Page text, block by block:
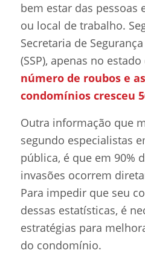
bem estar das pessoas
ou local de trabalho.
Secretaria de
(SSP), apenas no
número de roubos e
condomínios cresceu
Outra informação que
segundo especialistas
pública, é que em 90%
invasões ocorrem
Para impedir que seu
dessas estatísticas, é
estratégias para
do condomínio.